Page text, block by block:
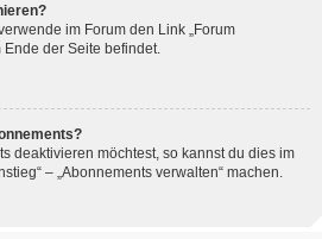
im Forum den Link „Forum
Ende der Seite befindet.
deaktivieren möchtest, so kannst du dies im
– „Abonnements verwalten“ machen.